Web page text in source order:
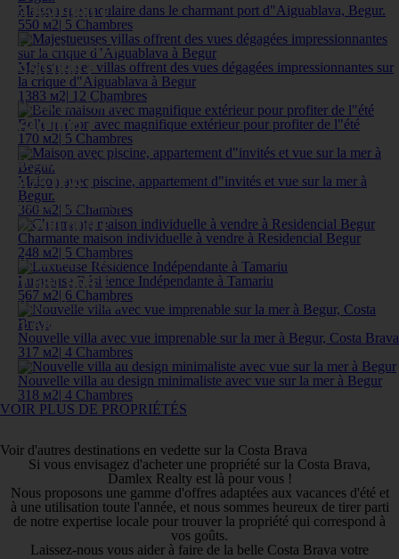
Maison spectaculaire dans le charmant port d"Aiguablava, Begur.
550 м2| 5 Chambres
3 850 000 €
Majestueuses villas offrent des vues dégagées impressionnantes sur
la crique d"Aiguablava à Begur
1383 м2| 12 Chambres
Begur, Ref: 74540
950 000 €
Belle maison avec magnifique extérieur pour profiter de l"été
170 м2| 5 Chambres
Begur, Ref: 74472
640 000 €
Maison avec piscine, appartement d"invités et vue sur la mer à
Begur.
360 м2| 5 Chambres
Begur, Ref: 74267
875 000 €
Charmante maison individuelle à vendre à Residencial Begur
248 м2| 5 Chambres
Begur, Ref: 74214
2 200 000 €
Luxueuse Résidence Indépendante à Tamariu
567 м2| 6 Chambres
Begur, Ref: 73860
1 681 000 €
Nouvelle villa avec vue imprenable sur la mer à Begur, Costa Brava
317 м2| 4 Chambres
Begur, Ref: 73864
1 688 000 €
Nouvelle villa au design minimaliste avec vue sur la mer à Begur
318 м2| 4 Chambres
VOIR PLUS DE PROPRIÉTÉS
Voir d'autres destinations en vedette sur la Costa Brava
Si vous envisagez d'acheter une propriété sur la Costa Brava,
Damlex Realty est là pour vous !
Nous proposons une gamme d'offres adaptées aux vacances d'été et
à une utilisation toute l'année, et nous sommes heureux de tirer parti
de notre expertise locale pour trouver la propriété qui correspond à
vos goûts.
Laissez-nous vous aider à faire de la belle Costa Brava votre